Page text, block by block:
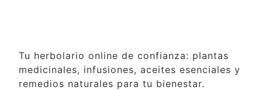
Tu herbolario online de confianza: plantas
medicinales, infusiones, aceites esenciales y
remedios naturales para tu bienestar.